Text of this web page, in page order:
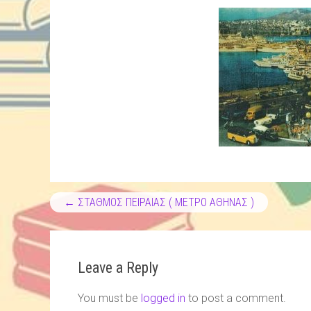
← ΣΤΑΘΜΟΣ ΠΕΙΡΑΙΑΣ ( ΜΕΤΡΟ ΑΘΗΝΑΣ )
Leave a Reply
You must be logged in to post a comment.